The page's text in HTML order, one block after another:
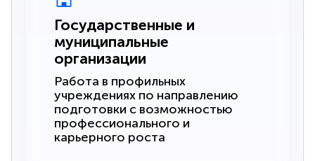
Государственные и
муниципальные
организации
Работа в профильных
учреждениях по направлению
подготовки с возможностью
профессионального и
карьерного роста